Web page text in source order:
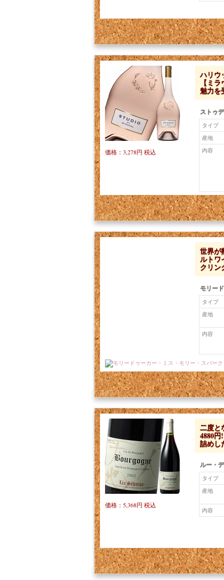
ハリウ
【ミ
魅力
ストゥ
タイプ
産地
内容
価格：3,278円 税込
世界が
ルトワ
クリ
モリー
タイプ
産地
内容
価格：4,609円 税込
二度と
4880
詰めし
ルー・
タイプ
産地
内容
価格：5,368円 税込